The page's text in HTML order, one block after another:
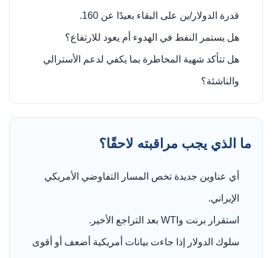
قدرة الدولار/ين على البقاء بعيدًا عن 160.
هل يستمر النفط في الهدوء أم يعود للارتفاع؟
هل تتأكد شهية المخاطرة بما يكفي لدعم الأسترالي
والناشئة؟
ما الذي يجب مراقبته لاحقًا؟
أي عناوين جديدة تخص المسار التفاوضي الأمريكي
الإيراني.
استقرار برنت وWTI بعد التراجع الأخير.
سلوك الدولار إذا جاءت بيانات أمريكية أضعف أو أقوى